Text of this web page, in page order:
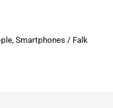
,Smartphones / Falk